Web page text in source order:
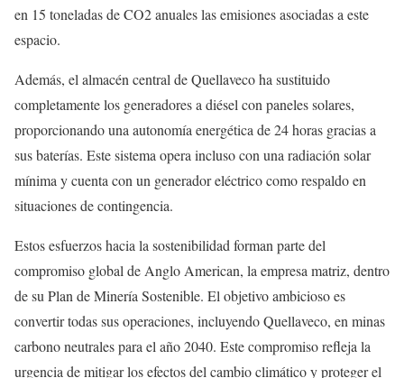
en 15 toneladas de CO2 anuales las emisiones asociadas a este
espacio.
Además, el almacén central de Quellaveco ha sustituido
completamente los generadores a diésel con paneles solares,
proporcionando una autonomía energética de 24 horas gracias a
sus baterías. Este sistema opera incluso con una radiación solar
mínima y cuenta con un generador eléctrico como respaldo en
situaciones de contingencia.
Estos esfuerzos hacia la sostenibilidad forman parte del
compromiso global de Anglo American, la empresa matriz, dentro
de su Plan de Minería Sostenible. El objetivo ambicioso es
convertir todas sus operaciones, incluyendo Quellaveco, en minas
carbono neutrales para el año 2040. Este compromiso refleja la
urgencia de mitigar los efectos del cambio climático y proteger el